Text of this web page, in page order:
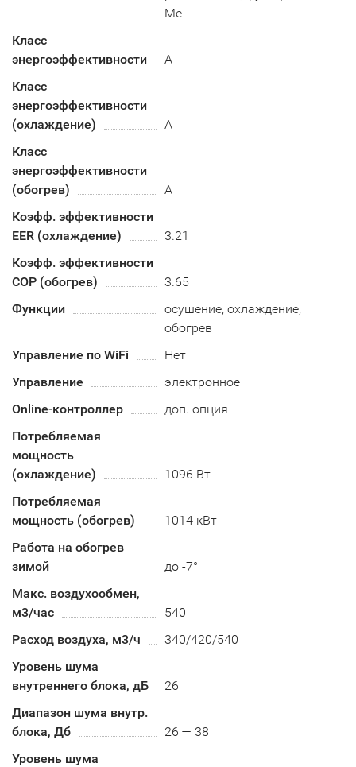
Me
Класс
энергоэффективности
A
Класс
энергоэффективности
(охлаждение)
А
Класс
энергоэффективности
(обогрев)
A
Коэфф. эффективности
EER (охлаждение)
3.21
Коэфф. эффективности
COP (обогрев)
3.65
Функции
осушение, охлаждение,
обогрев
Управление по WiFi
Нет
Управление
электронное
Online-контроллер
доп. опция
Потребляемая
мощность
(охлаждение)
1096 Вт
Потребляемая
мощность (обогрев)
1014 кВт
Работа на обогрев
зимой
до -7°
Макс. воздухообмен,
м3/час
540
Расход воздуха, м3/ч
340/420/540
Уровень шума
внутреннего блока, дБ
26
Диапазон шума внутр.
блока, Дб
26 — 38
Уровень шума